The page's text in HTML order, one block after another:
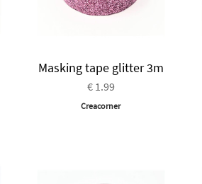
Masking tape glitter 3m
€ 1.99
Creacorner